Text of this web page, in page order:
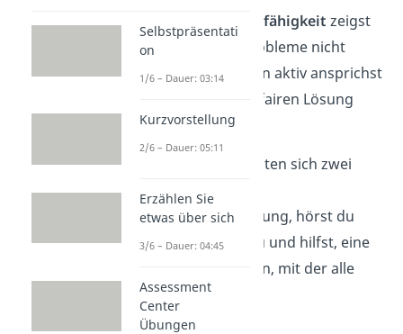
Konfliktlösungsfähigkeit zeigst
du, wenn du Probleme nicht
aussitzt, sondern aktiv ansprichst
und nach einer fairen Lösung
suchst.
Streiten sich zwei
Kollegen um die
Aufgabenverteilung, hörst du
beiden Seiten zu und hilfst, eine
Lösung zu finden, mit der alle
leben können.
Selbstpräsentati
on
1/6 – Dauer: 03:14
Kurzvorstellung
2/6 – Dauer: 05:11
Erzählen Sie
etwas über sich
3/6 – Dauer: 04:45
Assessment
Center
Übungen